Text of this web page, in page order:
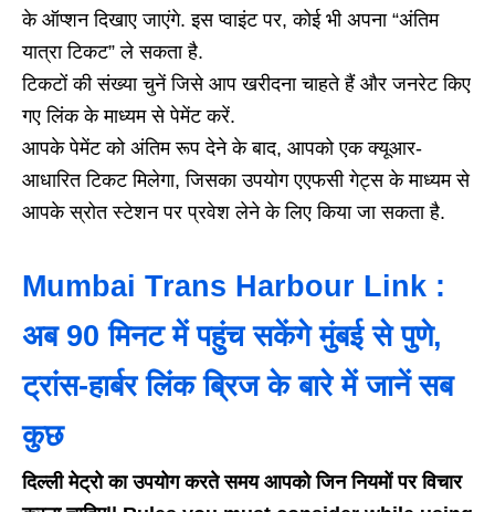
के ऑप्शन दिखाए जाएंगे. इस प्वाइंट पर, कोई भी अपना “अंतिम
यात्रा टिकट” ले सकता है.
टिकटों की संख्या चुनें जिसे आप खरीदना चाहते हैं और जनरेट किए
गए लिंक के माध्यम से पेमेंट करें.
आपके पेमेंट को अंतिम रूप देने के बाद, आपको एक क्यूआर-
आधारित टिकट मिलेगा, जिसका उपयोग एएफसी गेट्स के माध्यम से
आपके स्रोत स्टेशन पर प्रवेश लेने के लिए किया जा सकता है.
Mumbai Trans Harbour Link :
अब 90 मिनट में पहुंच सकेंगे मुंबई से पुणे,
ट्रांस-हार्बर लिंक ब्रिज के बारे में जानें सब
कुछ
दिल्ली मेट्रो का उपयोग करते समय आपको जिन नियमों पर विचार